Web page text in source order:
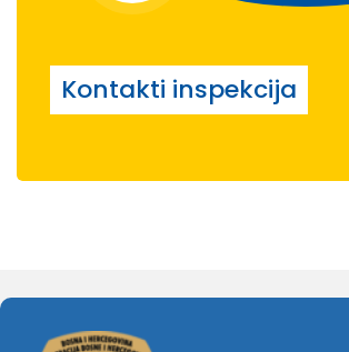
Kontakti inspekcija